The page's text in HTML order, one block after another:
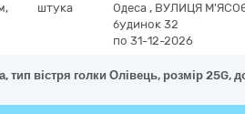
штука
Одеса , ВУЛИЦЯ
будинок 32
по 31-12-2026
тип вістря голки Олівець, розмір